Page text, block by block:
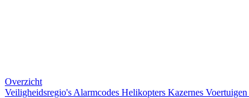
Overzicht
Veiligheidsregio's Alarmcodes Helikopters Kazernes Voertuigen